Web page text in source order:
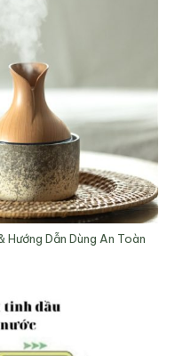
Hướng Dẫn Dùng An Toàn